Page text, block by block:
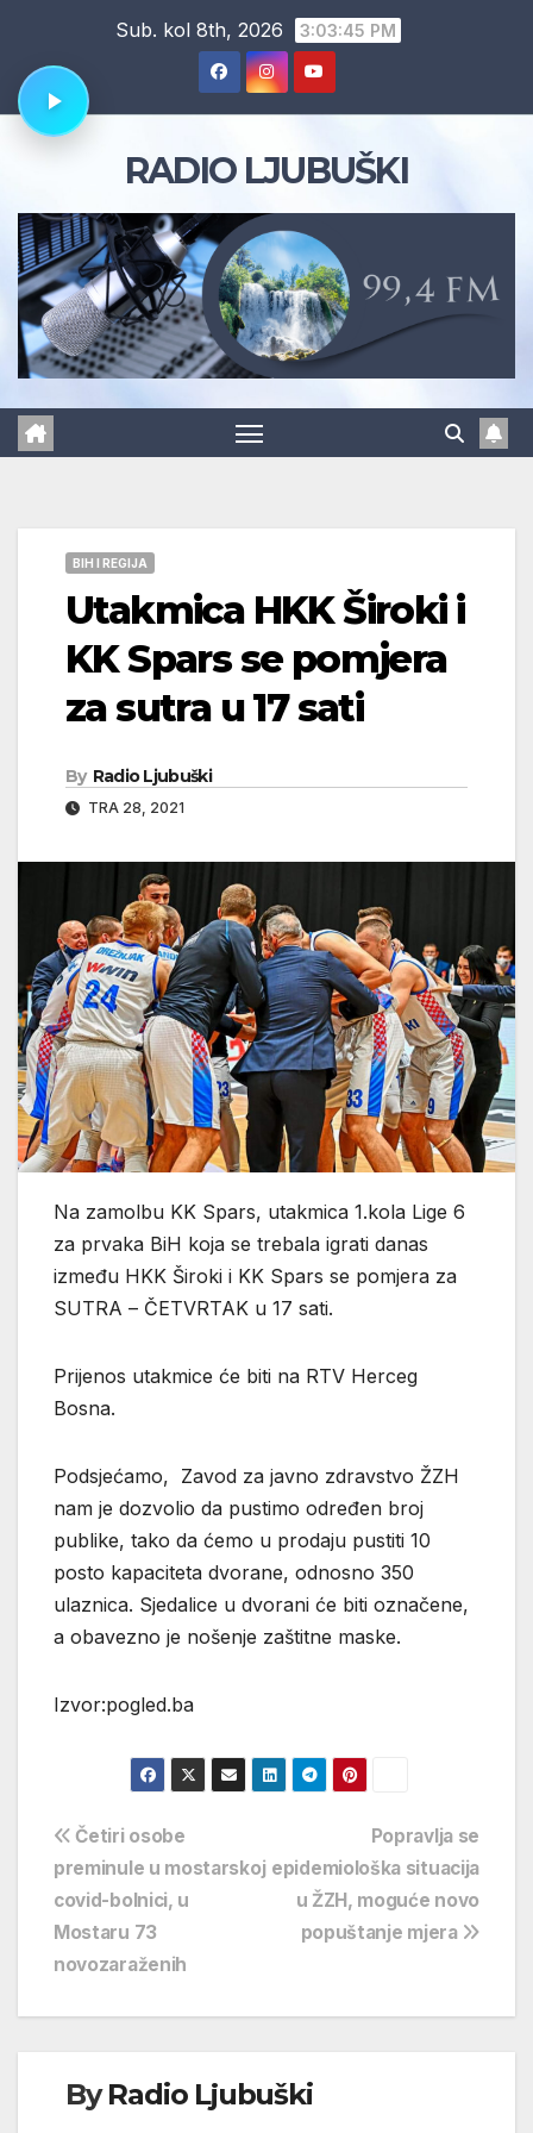
content
Sub. kol 8th, 2026 3:03:46 PM
RADIO LJUBUŠKI
BIH I REGIJA
Utakmica HKK Široki i
KK Spars se pomjera
za sutra u 17 sati
By Radio Ljubuški
TRA 28, 2021
Na zamolbu KK Spars, utakmica 1.kola Lige 6
za prvaka BiH koja se trebala igrati danas
između HKK Široki i KK Spars se pomjera za
SUTRA – ČETVRTAK u 17 sati.
Prijenos utakmice će biti na RTV Herceg
Bosna.
Podsjećamo, Zavod za javno zdravstvo ŽZH
nam je dozvolio da pustimo određen broj
publike, tako da ćemo u prodaju pustiti 10
posto kapaciteta dvorane, odnosno 350
ulaznica. Sjedalice u dvorani će biti označene,
a obavezno je nošenje zaštitne maske.
Izvor:pogled.ba
Navigacija
objava
Popravlja se
epidemiološka situacija
u ŽZH, moguće novo
popuštanje mjera
Četiri osobe
preminule u mostarskoj
covid-bolnici, u
Mostaru 73
novozaraženih
ByRadio Ljubuški